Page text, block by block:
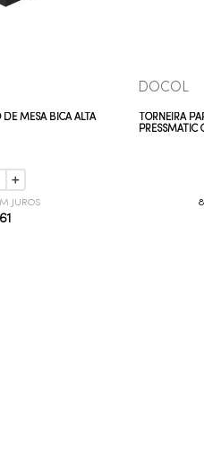
DE MESA BICA ALTA
＋
61
DOCOL
TORNEIRA
PRESSMATIC
8